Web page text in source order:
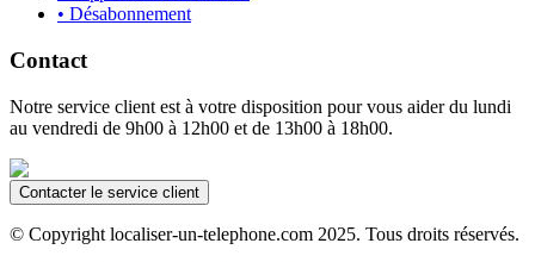
• Désabonnement
Contact
Notre service client est à votre disposition pour vous aider du lundi
au vendredi de 9h00 à 12h00 et de 13h00 à 18h00.
Contacter le service client
© Copyright localiser-un-telephone.com 2025. Tous droits réservés.